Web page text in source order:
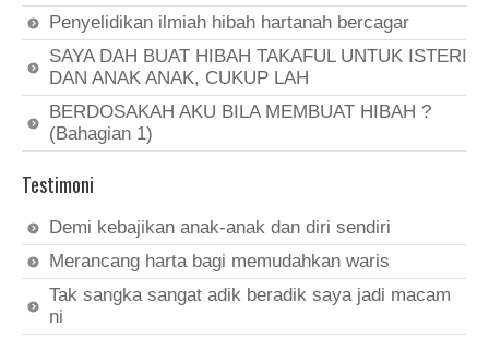
Penyelidikan ilmiah hibah hartanah bercagar
SAYA DAH BUAT HIBAH TAKAFUL UNTUK ISTERI
DAN ANAK ANAK, CUKUP LAH
BERDOSAKAH AKU BILA MEMBUAT HIBAH ?
(Bahagian 1)
Testimoni
Demi kebajikan anak-anak dan diri sendiri
Merancang harta bagi memudahkan waris
Tak sangka sangat adik beradik saya jadi macam
ni